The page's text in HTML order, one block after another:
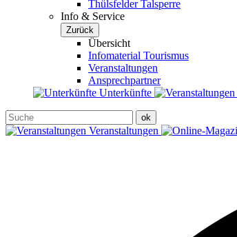
Thülsfelder Talsperre
Info & Service
Zurück
Übersicht
Infomaterial Tourismus
Veranstaltungen
Ansprechpartner
Unterkünfte
Veranstaltungen